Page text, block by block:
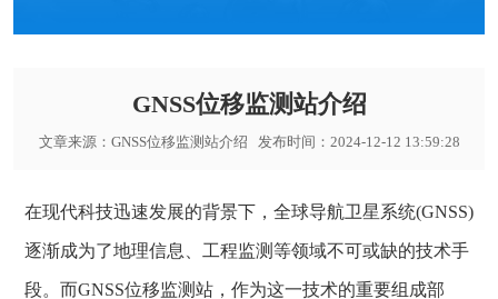
GNSS位移监测站介绍
文章来源： GNSS位移监测站介绍 发布时间：2024-12-12 13:59:28
在现代科技迅速发展的背景下，全球导航卫星系统(GNSS)
逐渐成为了地理信息、工程监测等领域不可或缺的技术手
段。而GNSS位移监测站，作为这一技术的重要组成部